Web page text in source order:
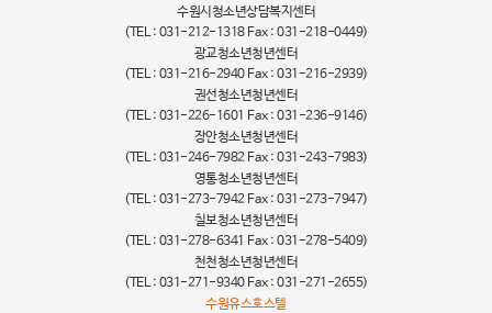
수원시청소년상담복지센터
(TEL : 031-212-1318 Fax : 031-218-0449)
광교청소년청년센터
(TEL : 031-216-2940 Fax : 031-216-2939)
권선청소년청년센터
(TEL : 031-226-1601 Fax : 031-236-9146)
장안청소년청년센터
(TEL : 031-246-7982 Fax : 031-243-7983)
영통청소년청년센터
(TEL : 031-273-7942 Fax : 031-273-7947)
칠보청소년청년센터
(TEL : 031-278-6341 Fax : 031-278-5409)
천천청소년청년센터
(TEL : 031-271-9340 Fax : 031-271-2655)
수원유스호스텔